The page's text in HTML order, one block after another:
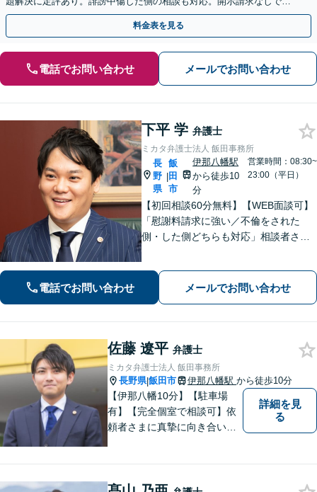
人の特定ができる場合もあり。
料金表を見る
電話でお問い合わせ メールでお問い合わせ
下平 学 弁護士
ミカタ弁護士法人 飯田事務所
長
野
県
|
飯
田
市
伊那八幡駅
から徒歩10
分
営業時間：08:30~
23:00（平日）
【初回相談60分無料】【WEB面談可】
「慰謝料請求に強い／不倫をされた
側・した側どちらも対応」相談者さま
約書チェック・労務対応など企業法務
の豊富な実績」「事業承継の対応実績
電話でお問い合わせ メールでお問い合わせ
佐藤 遼平 弁護士
ミカタ弁護士法人 飯田事務所
長野県|飯田市 伊那八幡駅 から徒歩10分
【伊那八幡10分】【駐車場
有】【完全個室で相談可】依
頼者さまに真摯に向き合い、
は日本全国です。 遠方の方は
詳細を見
る